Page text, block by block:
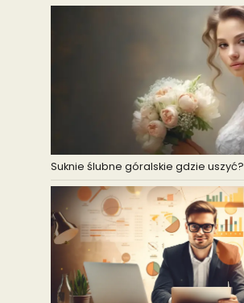
Suknie ślubne góralskie gdzie uszyć?